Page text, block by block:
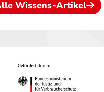
Wissens-Artikel